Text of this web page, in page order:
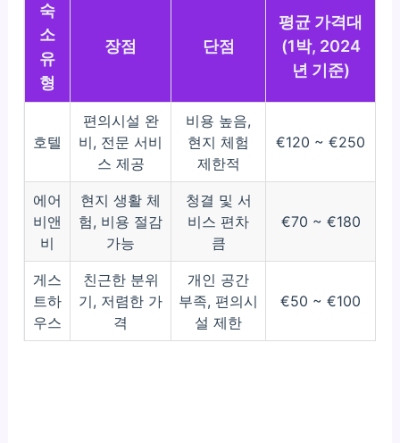
숙
소
유
형
장점 단점
평균 가격대
(1박, 2024
년 기준)
호텔
편의시설 완
비, 전문 서비
스 제공
비용 높음,
현지 체험
제한적
€120 ~ €250
에어
비앤
비
현지 생활 체
험, 비용 절감
가능
청결 및 서
비스 편차
큼
€70 ~ €180
게스
트하
우스
친근한 분위
기, 저렴한 가
격
개인 공간
부족, 편의시
설 제한
€50 ~ €100